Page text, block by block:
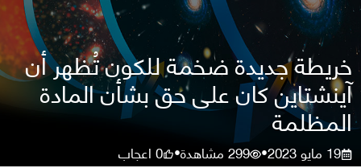
خريطة جديدة ضخمة للكون تُظهر أن
آينشتاين كان على حق بشأن المادة
المظلمة
19 مايو 2023 •
299مشاهدة•
0اعجاب